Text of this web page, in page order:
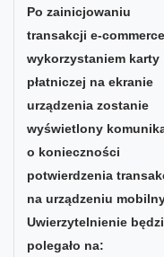
Po zainicjowaniu
transakcji e-
wykorzystaniem karty
płatniczej na ekranie
urządzenia zostanie
wyświetlony
o konieczności
potwierdzenia
na urządzeniu
Uwierzytelnienie
polegało na: